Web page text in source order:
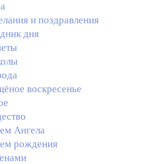
и поздравления
дня
воскресенье
Ангела
рождения